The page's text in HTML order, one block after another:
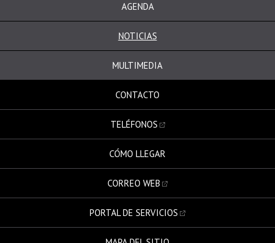
AGENDA
NOTICIAS
MULTIMEDIA
CONTACTO
TELÉFONOS
CÓMO LLEGAR
CORREO WEB
PORTAL DE SERVICIOS